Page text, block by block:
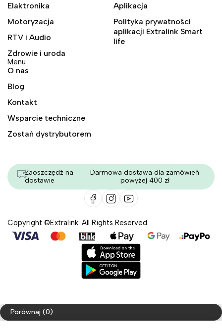
Elaktronika
Motoryzacja
RTV i Audio
Zdrowie i uroda
Aplikacja
Polityka prywatności
aplikacji Extralink Smart
life
Menu
O nas
Blog
Kontakt
Wsparcie techniczne
Zostań dystrybutorem
Zaoszczędź na
dostawie
Darmowa dostawa dla zamówień
powyżej 400 zł
Copyright ©Extralink. All Rights Reserved
Porównaj (0)